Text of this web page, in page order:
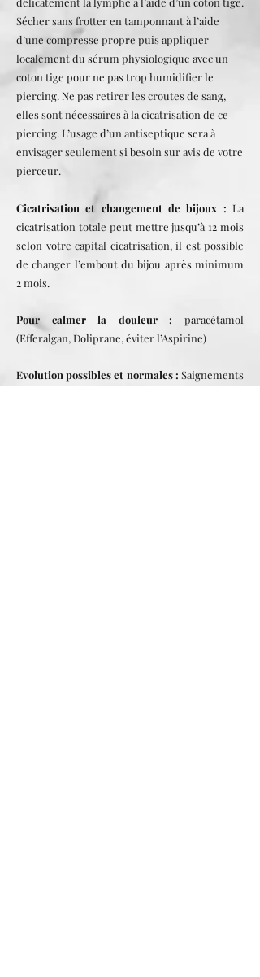
Sécher sans frotter en tamponnant à l’aide
d’une compresse propre puis appliquer
localement du sérum physiologique avec un
coton tige pour ne pas trop humidifier le
piercing. Ne pas retirer les croutes de sang,
elles sont nécessaires à la cicatrisation de ce
piercing. L’usage d’un antiseptique sera à
envisager seulement si besoin sur avis de votre
pierceur.
Cicatrisation et changement de bijoux : La
cicatrisation totale peut mettre jusqu’à 12 mois
selon votre capital cicatrisation, il est possible
de changer l’embout du bijou après minimum
2 mois.
Pour calmer la douleur : paracétamol
(Efferalgan, Doliprane, éviter l’Aspirine)
Evolution possibles et normales : Saignements